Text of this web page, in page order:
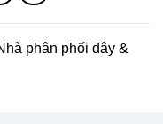
phân phối dây &